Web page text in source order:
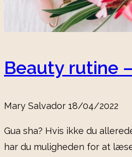
Beauty rutine
Mary Salvador 18/04/2022
Gua sha? Hvis ikke du
har du muligheden for at